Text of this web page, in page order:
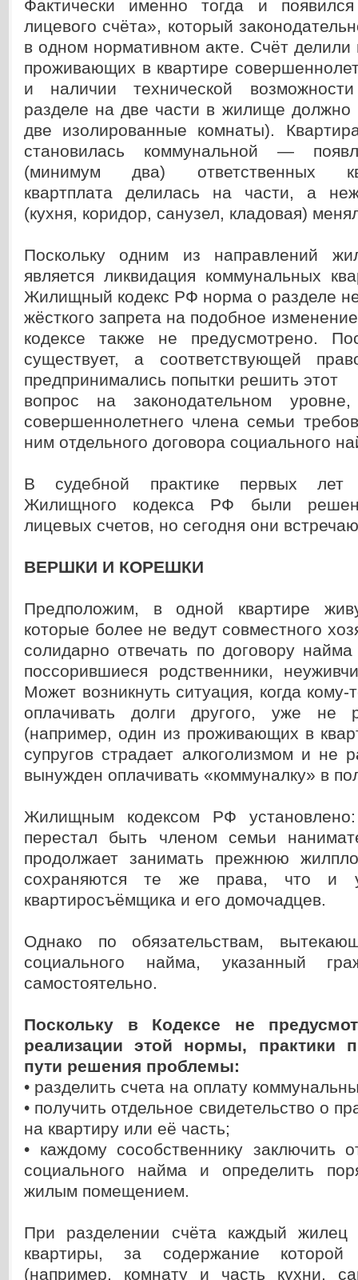
Фактически именно тогда и
лицевого счёта», который
в одном нормативном акте. Счёт делили
проживающих в квартире
и наличии технической
разделе на две части в жилище должно
две изолированные комнаты).
становилась коммунальной —
(минимум два) ответственных
квартплата делилась на части, а
(кухня, коридор, санузел, кладовая)
Поскольку одним из направлений
является ликвидация коммунальных
Жилищный кодекс РФ норма о разделе
жёсткого запрета на подобное
кодексе также не предусмотрено.
существует, а соответствующей
предпринимались попытки решить этот
вопрос на законодательном
совершеннолетнего члена семьи
ним отдельного договора социального
В судебной практике первых лет
Жилищного кодекса РФ были
лицевых счетов, но сегодня они
ВЕРШКИ И КОРЕШКИ
Предположим, в одной квартире
которые более не ведут совместного
солидарно отвечать по договору
поссорившиеся родственники,
Может возникнуть ситуация, когда кому-
оплачивать долги другого, уже не
(например, один из проживающих в
супругов страдает алкоголизмом и не
вынужден оплачивать «коммуналку» в
Жилищным кодексом РФ
перестал быть членом семьи
продолжает занимать прежнюю
сохраняются те же права, что и у
квартиросъёмщика и его домочадцев.
Однако по обязательствам,
социального найма, указанный
самостоятельно.
Поскольку в Кодексе не
реализации этой нормы, практики
пути решения проблемы:
• разделить счета на оплату
• получить отдельное свидетельство о
на квартиру или её часть;
• каждому сособственнику заключить
социального найма и определить
жилым помещением.
При разделении счёта каждый жилец
квартиры, за содержание которой
(например, комнату и часть кухни,